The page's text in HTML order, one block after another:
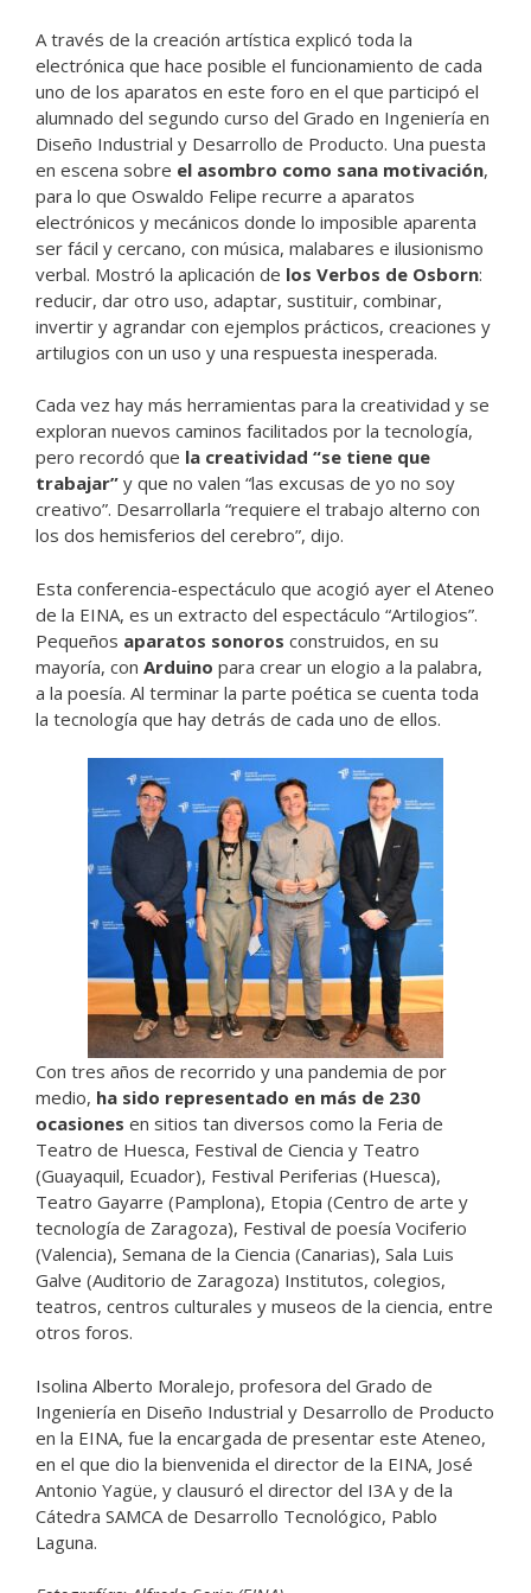
A través de la creación artística explicó toda la
electrónica que hace posible el funcionamiento de cada
uno de los aparatos en este foro en el que participó el
alumnado del segundo curso del Grado en Ingeniería en
Diseño Industrial y Desarrollo de Producto. Una puesta
en escena sobre el asombro como sana motivación,
para lo que Oswaldo Felipe recurre a aparatos
electrónicos y mecánicos donde lo imposible aparenta
ser fácil y cercano, con música, malabares e ilusionismo
verbal. Mostró la aplicación de los Verbos de Osborn:
reducir, dar otro uso, adaptar, sustituir, combinar,
invertir y agrandar con ejemplos prácticos, creaciones y
artilugios con un uso y una respuesta inesperada.
Cada vez hay más herramientas para la creatividad y se
exploran nuevos caminos facilitados por la tecnología,
pero recordó que la creatividad “se tiene que
trabajar” y que no valen “las excusas de yo no soy
creativo”. Desarrollarla “requiere el trabajo alterno con
los dos hemisferios del cerebro”, dijo.
Esta conferencia-espectáculo que acogió ayer el Ateneo
de la EINA, es un extracto del espectáculo “Artilogios”.
Pequeños aparatos sonoros construidos, en su
mayoría, con Arduino para crear un elogio a la palabra,
a la poesía. Al terminar la parte poética se cuenta toda
la tecnología que hay detrás de cada uno de ellos.
Con tres años de recorrido y una pandemia de por
medio, ha sido representado en más de 230
ocasiones en sitios tan diversos como la Feria de
Teatro de Huesca, Festival de Ciencia y Teatro
(Guayaquil, Ecuador), Festival Periferias (Huesca),
Teatro Gayarre (Pamplona), Etopia (Centro de arte y
tecnología de Zaragoza), Festival de poesía Vociferio
(Valencia), Semana de la Ciencia (Canarias), Sala Luis
Galve (Auditorio de Zaragoza) Institutos, colegios,
teatros, centros culturales y museos de la ciencia, entre
otros foros.
Isolina Alberto Moralejo, profesora del Grado de
Ingeniería en Diseño Industrial y Desarrollo de Producto
en la EINA, fue la encargada de presentar este Ateneo,
en el que dio la bienvenida el director de la EINA, José
Antonio Yagüe, y clausuró el director del I3A y de la
Cátedra SAMCA de Desarrollo Tecnológico, Pablo
Laguna.